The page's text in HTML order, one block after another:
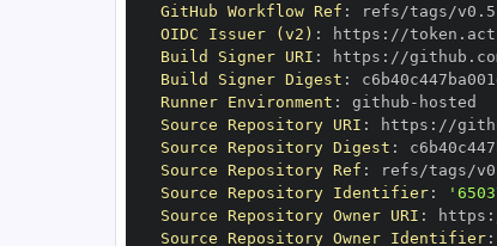
GitHub Workflow Ref :
OIDC Issuer (v2) : https :
Build Signer URI : https :
Build Signer Digest :
Runner Environment : github -
Source Repository URI : https :
Source Repository Digest :
Source Repository Ref :
Source Repository Identifier:
Source Repository Owner URI : https :
Source Repository Owner Identifier: